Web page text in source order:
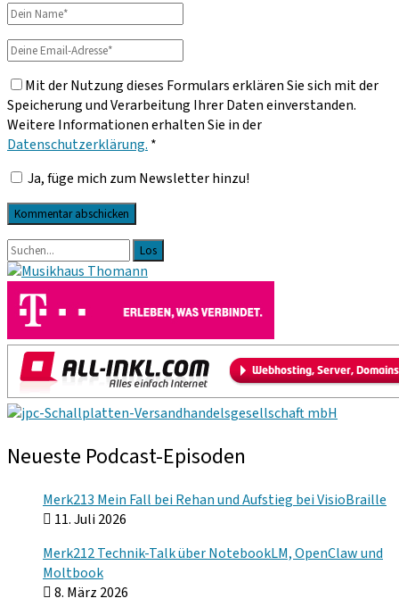
Dein
Name
Deine
Email-
Adresse
Mit der Nutzung dieses Formulars erklären Sie sich mit der
Speicherung und Verarbeitung Ihrer Daten einverstanden.
Weitere Informationen erhalten Sie in der
Datenschutzerklärung. *
Ja, füge mich zum Newsletter hinzu!
Primäre
Sidebar
Suche
nach:
Neueste Podcast-Episoden
Merk213 Mein Fall bei Rehan und Aufstieg bei VisioBraille
11. Juli 2026
Merk212 Technik-Talk über NotebookLM, OpenClaw und
Moltbook
8. März 2026